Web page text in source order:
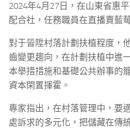
2024年4月27日，在山東省惠
配合社，任務職員在直播賣藍
對于晉陞村落計劃扶植程度，
齒變更趨向，在計劃扶植中進
本舉措措施和基礎公共辦事的
資本閑置揮霍。
專家指出，在村落管理中，要
處訴求的多元化，把儲藏在傳